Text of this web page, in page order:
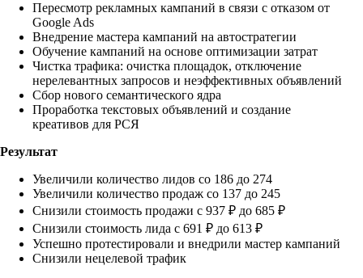
Пересмотр рекламных кампаний в связи с отказом от
Google Ads
Внедрение мастера кампаний на автостратегии
Обучение кампаний на основе оптимизации затрат
Чистка трафика: очистка площадок, отключение
нерелевантных запросов и неэффективных объявлений
Сбор нового семантического ядра
Проработка текстовых объявлений и создание
креативов для РСЯ
Результат
Увеличили количество лидов со 186 до 274
Увеличили количество продаж со 137 до 245
Снизили стоимость продажи с 937 ₽ до 685 ₽
Снизили стоимость лида с 691 ₽ до 613 ₽
Успешно протестировали и внедрили мастер кампаний
Снизили нецелевой трафик